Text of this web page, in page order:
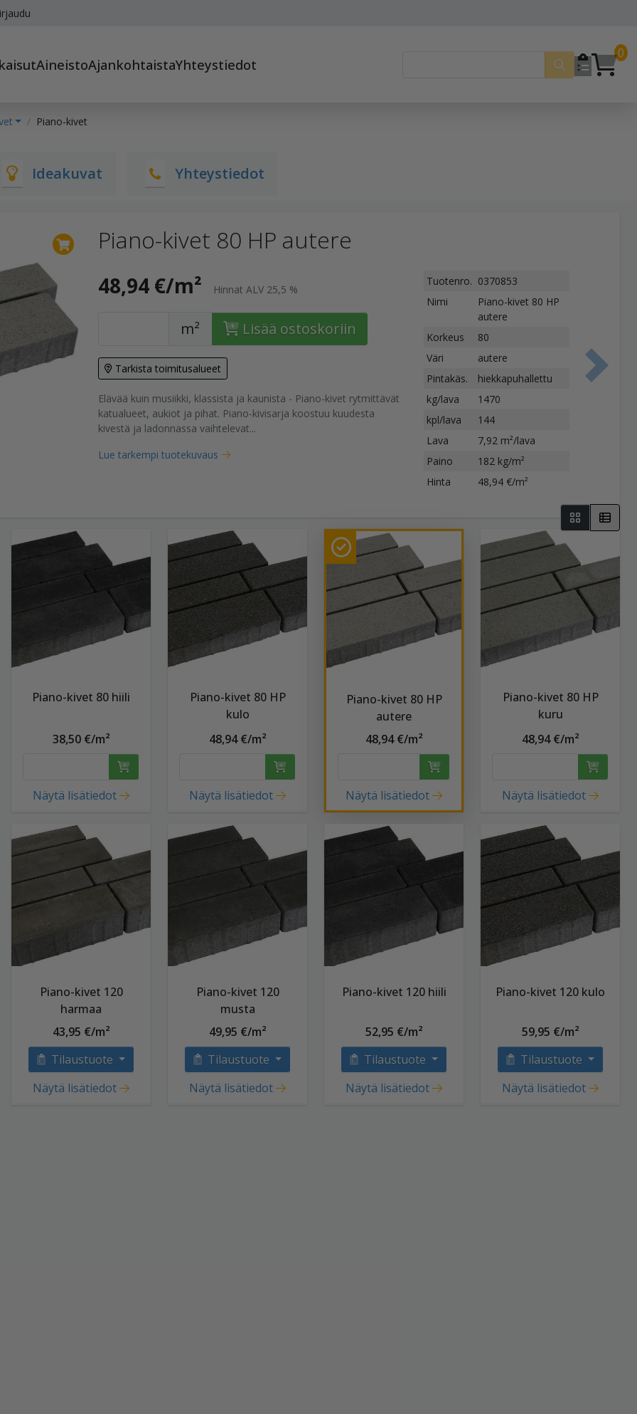
AineistoAjankohtaistaYhteystiedot
0
Piano-kivet
Ideakuvat Yhteystiedot
Piano-kivet 80 HP autere
48,94 €/m² Hinnat ALV 25,5 %
m² Lisää ostoskoriin
Tarkista toimitusalueet
Elävää kuin musiikki, klassista ja kaunista - Piano-kivet rytmittävät
katualueet, aukiot ja pihat. Piano-kivisarja koostuu kuudesta
kivestä ja ladonnassa vaihtelevat...
Lue tarkempi tuotekuvaus
Tuotenro. 0370853
Nimi
Piano-kivet 80 HP
autere
Korkeus
80
Väri
autere
Pintakäs.
hiekkapuhallettu
kg/lava
1470
kpl/lava
144
Lava
7,92 m²/lava
Paino
182 kg/m²
Hinta
48,94 €/m²
Piano-kivet 80 hiili
38,50 €/m²
Näytä lisätiedot
Piano-kivet 80 HP
kulo
48,94 €/m²
Näytä lisätiedot
Piano-kivet 80 HP
autere
48,94 €/m²
Näytä lisätiedot
Piano-kivet 80 HP
kuru
48,94 €/m²
Näytä lisätiedot
Piano-kivet 120
harmaa
43,95 €/m²
Tilaustuote
Näytä lisätiedot
Piano-kivet 120
musta
49,95 €/m²
Tilaustuote
Näytä lisätiedot
Piano-kivet 120 hiili
52,95 €/m²
Tilaustuote
Näytä lisätiedot
Piano-kivet 120 kulo
59,95 €/m²
Tilaustuote
Näytä lisätiedot